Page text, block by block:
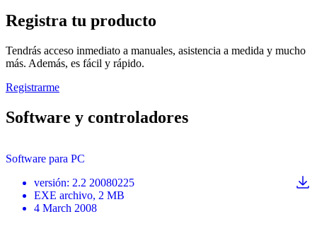
Registra tu producto
Tendrás acceso inmediato a manuales, asistencia a medida y mucho
más. Además, es fácil y rápido.
Registrarme
Software y controladores
Software para PC
versión: 2.2 20080225
EXE archivo, 2 MB
4 March 2008